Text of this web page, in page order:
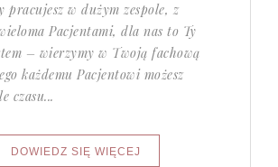
pracujesz w dużym zespole, z
Pacjentami, dla nas to Ty
– wierzymy w Twoją fachową
każdemu Pacjentowi możesz
czasu...